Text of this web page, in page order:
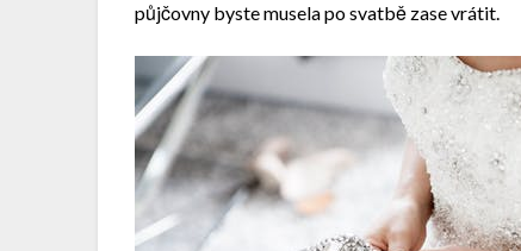
půjčovny byste musela po svatbě zase vrátit.